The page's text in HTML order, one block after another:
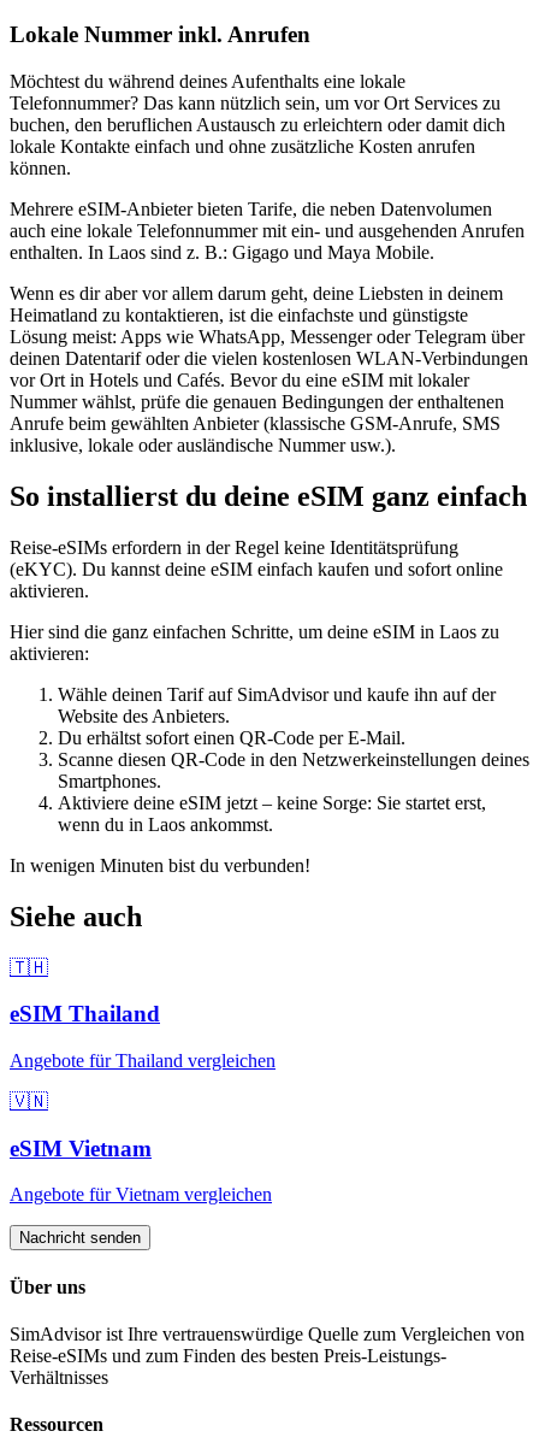
Lokale Nummer inkl. Anrufen
Möchtest du während deines Aufenthalts eine lokale
Telefonnummer? Das kann nützlich sein, um vor Ort Services zu
buchen, den beruflichen Austausch zu erleichtern oder damit dich
lokale Kontakte einfach und ohne zusätzliche Kosten anrufen
können.
Mehrere eSIM-Anbieter bieten Tarife, die neben Datenvolumen
auch eine lokale Telefonnummer mit ein- und ausgehenden Anrufen
enthalten. In Laos sind z. B.: Gigago und Maya Mobile.
Wenn es dir aber vor allem darum geht, deine Liebsten in deinem
Heimatland zu kontaktieren, ist die einfachste und günstigste
Lösung meist: Apps wie WhatsApp, Messenger oder Telegram über
deinen Datentarif oder die vielen kostenlosen WLAN-Verbindungen
vor Ort in Hotels und Cafés. Bevor du eine eSIM mit lokaler
Nummer wählst, prüfe die genauen Bedingungen der enthaltenen
Anrufe beim gewählten Anbieter (klassische GSM-Anrufe, SMS
inklusive, lokale oder ausländische Nummer usw.).
So installierst du deine eSIM ganz einfach
Reise-eSIMs erfordern in der Regel keine Identitätsprüfung
(eKYC). Du kannst deine eSIM einfach kaufen und sofort online
aktivieren.
Hier sind die ganz einfachen Schritte, um deine eSIM in Laos zu
aktivieren:
Wähle deinen Tarif auf SimAdvisor und kaufe ihn auf der
Website des Anbieters.
Du erhältst sofort einen QR-Code per E-Mail.
Scanne diesen QR-Code in den Netzwerkeinstellungen deines
Smartphones.
Aktiviere deine eSIM jetzt – keine Sorge: Sie startet erst,
wenn du in Laos ankommst.
In wenigen Minuten bist du verbunden!
Siehe auch
🇹🇭
eSIM Thailand
Angebote fürThailand vergleichen
🇻🇳
eSIM Vietnam
Angebote fürVietnam vergleichen
Nachricht senden
Über uns
SimAdvisor ist Ihre vertrauenswürdige Quelle zum Vergleichen von
Reise-eSIMs und zum Finden des besten Preis-Leistungs-
Verhältnisses
Ressourcen